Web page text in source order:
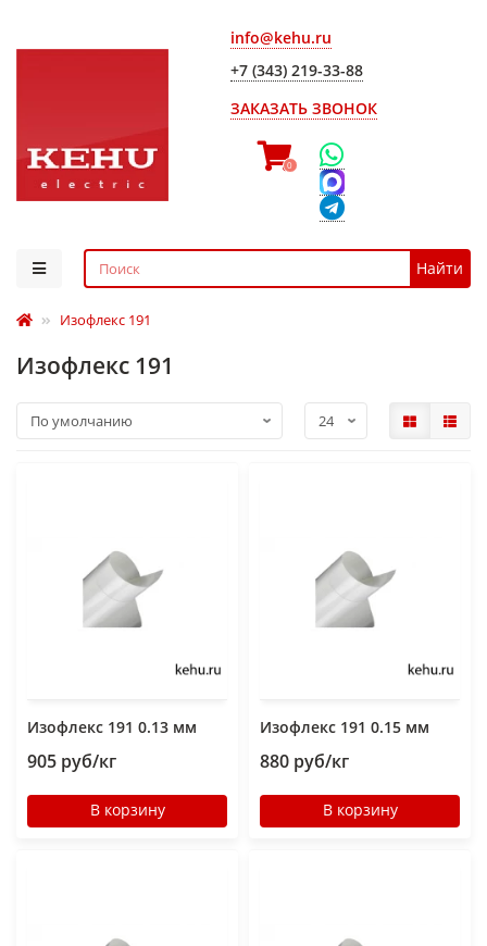
info@kehu.ru
+7 (343) 219-33-88
ЗАКАЗАТЬ ЗВОНОК
0
Найти
Изофлекс 191
Изофлекс 191
Изофлекс 191 0.13 мм
905 руб/кг
В корзину
Изофлекс 191 0.15 мм
880 руб/кг
В корзину